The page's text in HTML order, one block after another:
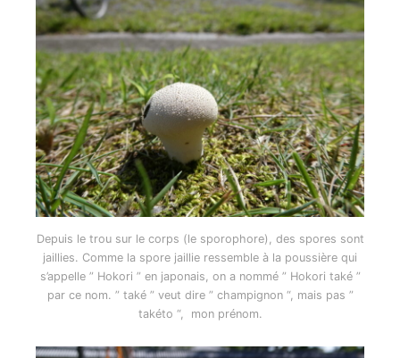
Depuis le trou sur le corps (le sporophore), des spores sont
jaillies. Comme la spore jaillie ressemble à la poussière qui
s’appelle ” Hokori ” en japonais, on a nommé ” Hokori také ”
par ce nom. ” také ” veut dire ” champignon “, mais pas ”
takéto “, mon prénom.